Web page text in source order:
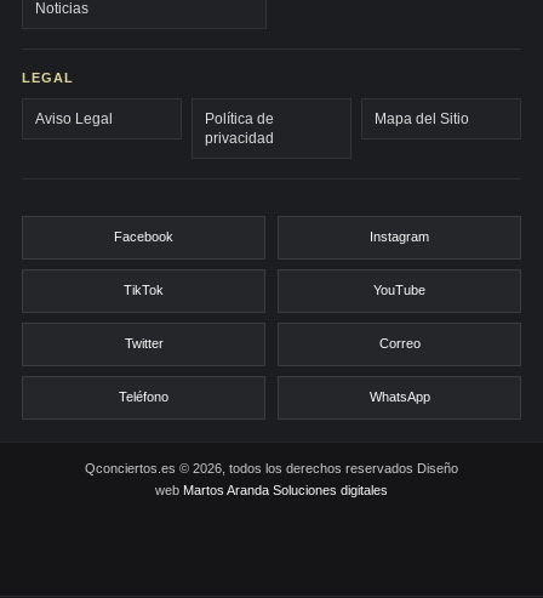
Noticias
LEGAL
Aviso Legal
Política de
privacidad
Mapa del Sitio
Facebook Instagram
TikTok YouTube
Twitter Correo
Teléfono WhatsApp
Qconciertos.es © 2026, todos los derechos reservados Diseño
web Martos Aranda Soluciones digitales